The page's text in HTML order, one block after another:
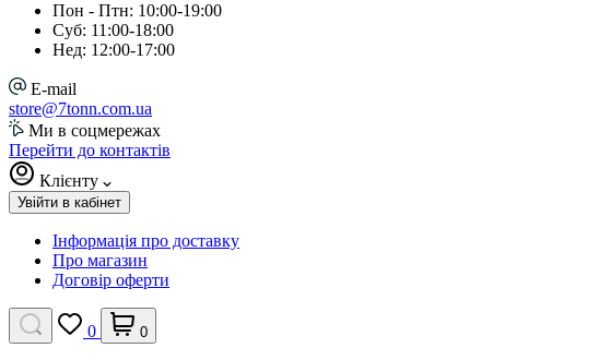
Пон - Птн: 10:00-19:00
Суб: 11:00-18:00
Нед: 12:00-17:00
E-mail
store@7tonn.com.ua
Ми в соцмережах
Перейти до контактів
Клієнту
Увійти в кабінет
Інформація про доставку
Про магазин
Договір оферти
0 0